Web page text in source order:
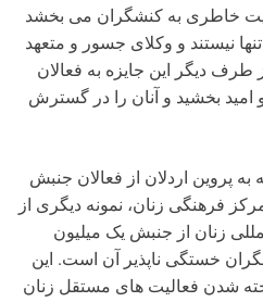
خاطری به کنشگران می بخشد
نیستند و وکلای جسور و متعهد
طرف دیگر این جایزه به فعالان
بخشید و آنان را در گسترش
به پروین اردلان از فعالان جنبش
فرهنگی زنان، نمونه دیگری از
زنان از جنبش یک میلیون
خستگی ناپذیر آن است. این
شدن فعالیت های مستقل زنان